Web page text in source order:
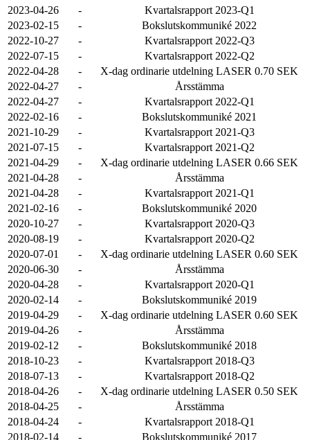
2023-04-26
-
Kvartalsrapport 2023-Q1
2023-02-15
-
Bokslutskommuniké 2022
2022-10-27
-
Kvartalsrapport 2022-Q3
2022-07-15
-
Kvartalsrapport 2022-Q2
2022-04-28
-
X-dag ordinarie utdelning LASER 0.70 SEK
2022-04-27
-
Årsstämma
2022-04-27
-
Kvartalsrapport 2022-Q1
2022-02-16
-
Bokslutskommuniké 2021
2021-10-29
-
Kvartalsrapport 2021-Q3
2021-07-15
-
Kvartalsrapport 2021-Q2
2021-04-29
-
X-dag ordinarie utdelning LASER 0.66 SEK
2021-04-28
-
Årsstämma
2021-04-28
-
Kvartalsrapport 2021-Q1
2021-02-16
-
Bokslutskommuniké 2020
2020-10-27
-
Kvartalsrapport 2020-Q3
2020-08-19
-
Kvartalsrapport 2020-Q2
2020-07-01
-
X-dag ordinarie utdelning LASER 0.60 SEK
2020-06-30
-
Årsstämma
2020-04-28
-
Kvartalsrapport 2020-Q1
2020-02-14
-
Bokslutskommuniké 2019
2019-04-29
-
X-dag ordinarie utdelning LASER 0.60 SEK
2019-04-26
-
Årsstämma
2019-02-12
-
Bokslutskommuniké 2018
2018-10-23
-
Kvartalsrapport 2018-Q3
2018-07-13
-
Kvartalsrapport 2018-Q2
2018-04-26
-
X-dag ordinarie utdelning LASER 0.50 SEK
2018-04-25
-
Årsstämma
2018-04-24
-
Kvartalsrapport 2018-Q1
2018-02-14
- Bokslutskommuniké 2017